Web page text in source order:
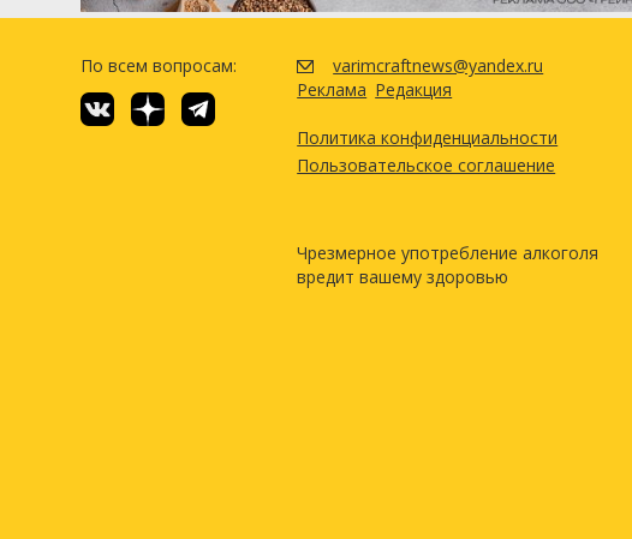
По всем вопросам:
varimcraftnews@yandex.ru
Реклама Редакция
Политика конфиденциальности
Пользовательское соглашение
Чрезмерное употребление алкоголя
вредит вашему здоровью